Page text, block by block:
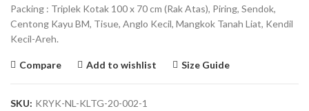
Packing : Triplek Kotak 100 x 70 cm (Rak Atas), Piring, Sendok,
Centong Kayu BM, Tisue, Anglo Kecil, Mangkok Tanah Liat, Kendil
Kecil-Areh.
Compare Add to wishlist Size Guide
SKU: KRYK-NL-KLTG-20-002-1